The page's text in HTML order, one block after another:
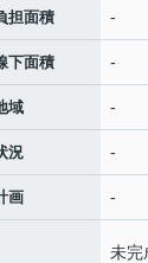
担面積 -
下面積 -
域 -
況 -
画 -
未完